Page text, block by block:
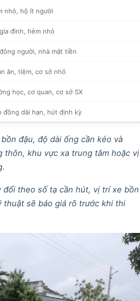
nhỏ, hộ ít người
đình, hẻm nhỏ
người, nhà mặt tiền
ăn, tiệm, cơ sở nhỏ
học, cơ quan, cơ sở SX
đồng dài hạn, hút định kỳ
đậu, độ dài ống cần kéo và
thôn, khu vực xa trung tâm hoặc vị
theo số tạ cần hút, vị trí xe bồn
thuật sẽ báo giá rõ trước khi thi